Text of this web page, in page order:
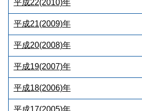
平成22(2010)年
平成21(2009)年
平成20(2008)年
平成19(2007)年
平成18(2006)年
平成17(2005)年